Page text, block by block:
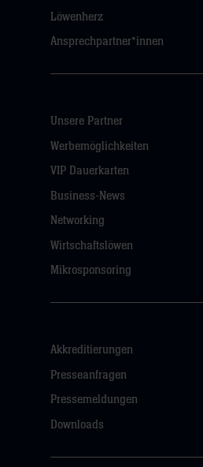
Löwenherz
Ansprechpartner*innen
Unsere Partner
Werbemöglichkeiten
VIP Dauerkarten
Business-News
Networking
Wirtschaftslöwen
Mikrosponsoring
Akkreditierungen
Presseanfragen
Pressemeldungen
Downloads